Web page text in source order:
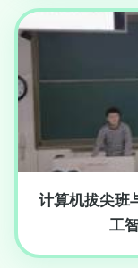
计算机拔尖班
工